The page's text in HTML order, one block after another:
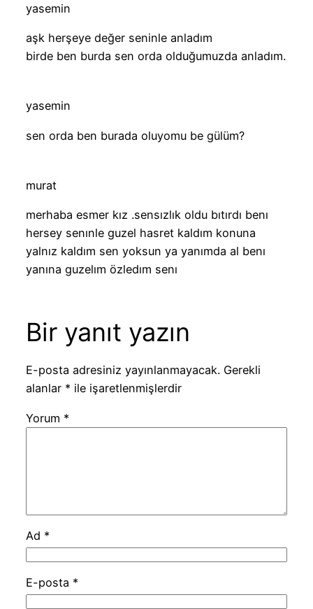
yasemin
aşk herşeye değer seninle anladım
birde ben burda sen orda olduğumuzda anladım.
yasemin
sen orda ben burada oluyomu be gülüm?
murat
merhaba esmer kız .sensızlık oldu bıtırdı benı
hersey senınle guzel hasret kaldım konuna
yalnız kaldım sen yoksun ya yanımda al benı
yanına guzelım özledım senı
Bir yanıt yazın
E-posta adresiniz yayınlanmayacak. Gerekli
alanlar * ile işaretlenmişlerdir
Yorum *
Ad *
E-posta *